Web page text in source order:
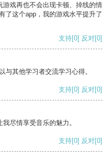
戏再也不会出现卡顿、掉线的情
了这个app，我的游戏水平提升了
支持[0] 反对[0]
与其他学习者交流学习心得。
支持[0] 反对[0]
尽情享受音乐的魅力。
支持[0] 反对[0]